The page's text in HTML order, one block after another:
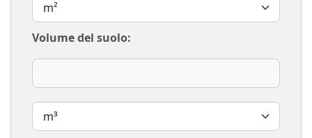
Volume del suolo: